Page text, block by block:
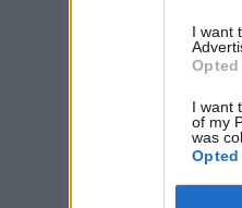
I want
Opted
I want
of my
was